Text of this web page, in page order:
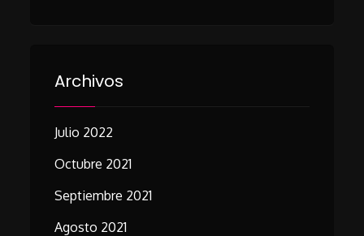
Archivos
Julio 2022
Octubre 2021
Septiembre 2021
Agosto 2021